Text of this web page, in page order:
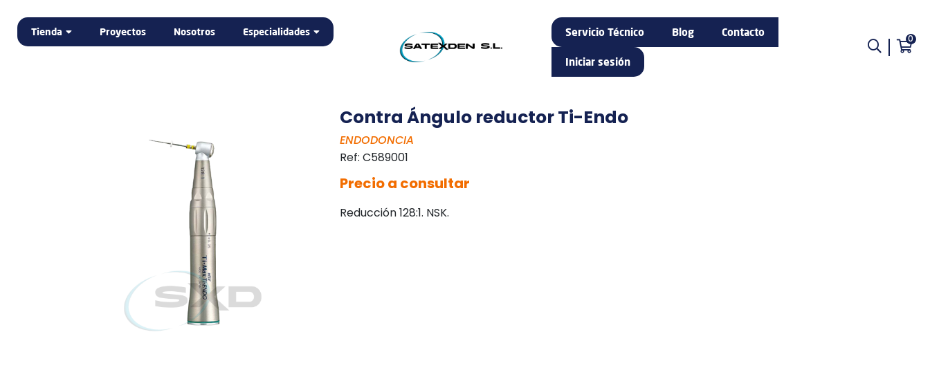
Tienda Proyectos Nosotros Especialidades Servicio Técnico Blog Contacto
Iniciar sesión
0
Contra Ángulo reductor Ti-Endo
ENDODONCIA
Ref:C589001
Precio a consultar
Reducción 128:1. NSK.